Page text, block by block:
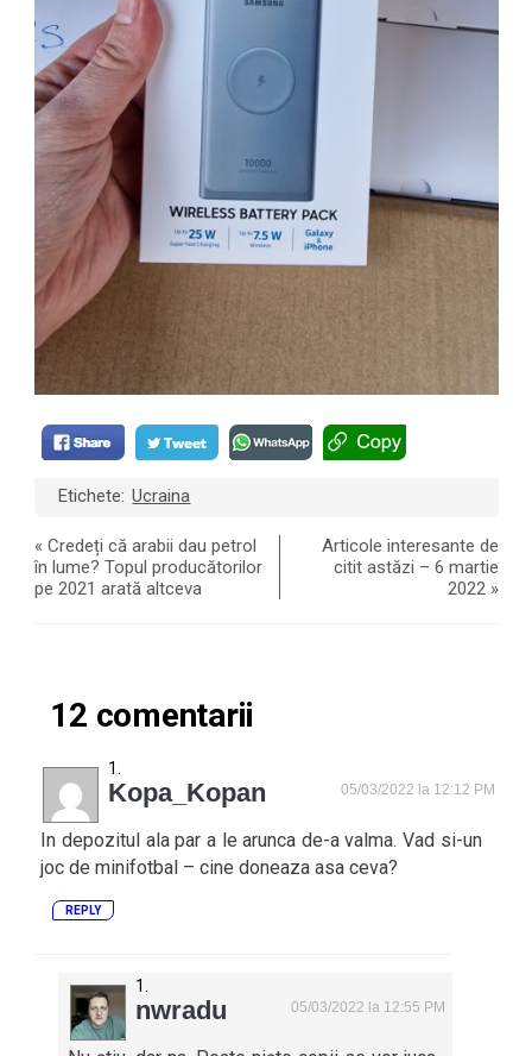
Etichete: Ucraina
«Credeți că arabii dau petrol
în lume? Topul producătorilor
pe 2021 arată altceva
Articole interesante de
citit astăzi – 6 martie
2022 »
12 comentarii
Kopa_Kopan 05/03/2022 la 12:12 PM
In depozitul ala par a le arunca de-a valma. Vad si-un
joc de minifotbal – cine doneaza asa ceva?
REPLY
nwradu 05/03/2022 la 12:55 PM